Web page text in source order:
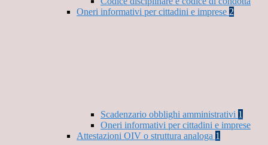
Oneri informativi per cittadini e imprese 2
Scadenzario obblighi amministrativi 1
Oneri informativi per cittadini e imprese
Attestazioni OIV o struttura analoga 1